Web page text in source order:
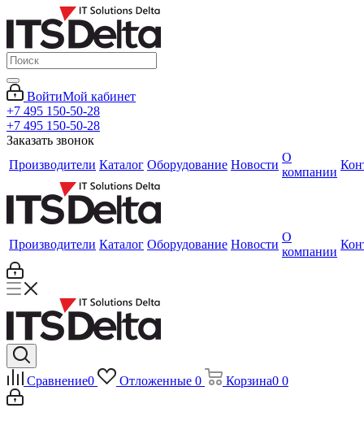
ВойтиМой кабинет
+7 495 150-50-28
+7 495 150-50-28
Заказать звонок
Производители Каталог Оборудование Новости
О
компании
Производители Каталог Оборудование Новости
О
компании
Сравнение0 Отложенные 0 Корзина0 0